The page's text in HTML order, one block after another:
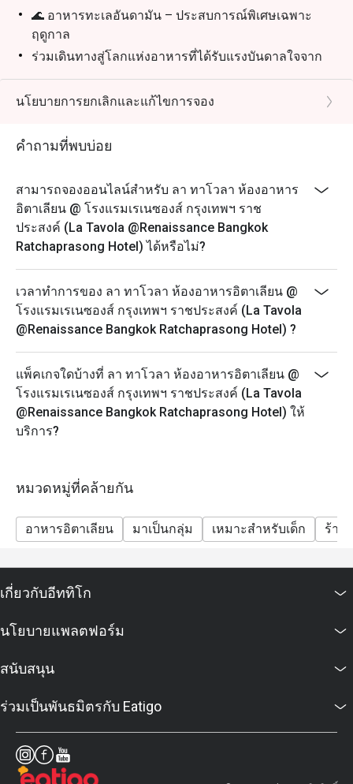
🌊 อาหารทะเลอันดามัน – ประสบการณ์พิเศษเฉพาะ
ฤดูกาล
ร่วมเดินทางสู่โลกแห่งอาหารที่ได้รับแรงบันดาลใจจาก
ขุมทรัพย์แห่งทะเลอันดามันและรสชาติอันเป็นอมตะของ
ภูเก็ตชั้นดี กุ้งอันดามันสดใหม่ และอาหารทะเลตาม
ฤดูกาลชั้นเลิศ นำเสนอความเข้มข้นของวัตถุดิบท้องถิ่น
จากท้องทะเลสู่โต๊ะอาหาร เมนูพิเศษนี้เฉลิมฉลองเสน่ห์
อันมีชีวิตชีวาของชายฝั่งทางใต้ของประเทศไทย ยกระดับ
ด้วยความอบอุ่น ความหรูหรา และฝีมือการทำอาหาร
อิตาเลียน
การเฉลิมฉลองแห่งท้องทะเล – สดใหม่ หรูหรา และเป็น
เอกลักษณ์เฉพาะของ La Tavola
💰 ราคาเริ่มต้นที่ THB 690++
📅 โปรโมชั่นนี้ใช้ได้ถึง 31 สิงหาคม 2569
🍽 อาหารกลางวัน: 12:00 – 15:00 น.
🌙 อาหารเย็น: 18:00 – 22:30 น.
⚠ เมนูตามฤดูกาล – มีให้บริการในระยะเวลาจำกัด
• ส่วนลดใช้ได้เฉพาะอาหารเท่านั้น
• ราคาเป็นเงินบาท และยังไม่รวมค่าบริการ 10% และ
นโยบายการยกเลิกและแก้ไขการจอง
คำถามที่พบบ่อย
สามารถจองออนไลน์สำหรับ ลา ทาโวลา ห้องอาหาร
อิตาเลียน @ โรงแรมเรเนซองส์ กรุงเทพฯ ราช
ประสงค์ (La Tavola @Renaissance Bangkok
Ratchaprasong Hotel) ได้หรือไม่?
เวลาทำการของ ลา ทาโวลา ห้องอาหารอิตาเลียน @
โรงแรมเรเนซองส์ กรุงเทพฯ ราชประสงค์ (La Tavola
@Renaissance Bangkok Ratchaprasong Hotel) ?
แพ็คเกจใดบ้างที่ ลา ทาโวลา ห้องอาหารอิตาเลียน @
โรงแรมเรเนซองส์ กรุงเทพฯ ราชประสงค์ (La Tavola
@Renaissance Bangkok Ratchaprasong Hotel) ให้
บริการ?
หมวดหมู่ที่คล้ายกัน
อาหารอิตาเลียน มาเป็นกลุ่ม เหมาะสำหรับเด็ก ร้าน
เกี่ยวกับอีททิโก
นโยบายแพลตฟอร์ม
สนับสนุน
ร่วมเป็นพันธมิตรกับ Eatigo